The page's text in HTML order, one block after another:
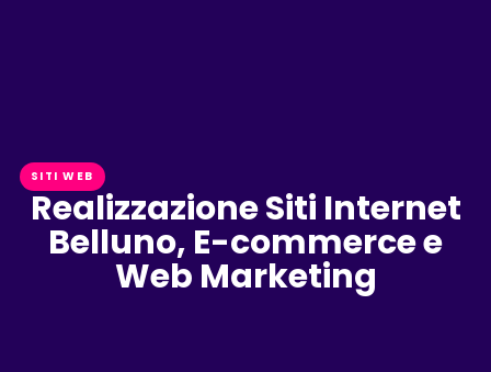
SITI WEB
Realizzazione Siti Internet
Belluno, E-commerce e
Web Marketing